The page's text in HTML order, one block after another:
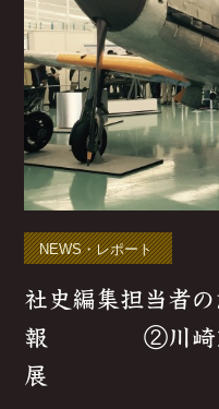
NEWS・レポート
社史編集担当者の
報 ②川崎重工
展